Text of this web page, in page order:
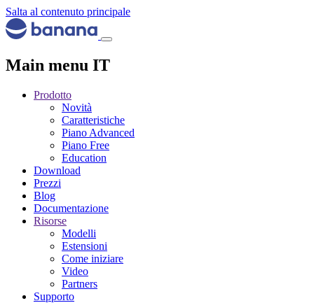
Salta al contenuto principale
Main menu IT
Prodotto
Novità
Caratteristiche
Piano Advanced
Piano Free
Education
Download
Prezzi
Blog
Documentazione
Risorse
Modelli
Estensioni
Come iniziare
Video
Partners
Supporto